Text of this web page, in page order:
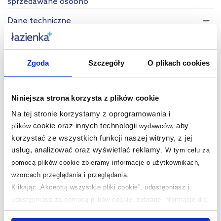
Zgoda Szczegóły O plikach cookies
Niniejsza strona korzysta z plików cookie
Na tej stronie korzystamy z oprogramowania i
plikówcookie oraz innych technologii wydawców, aby
korzystać ze wszystkich funkcji naszej witryny, z jej
usług, analizować oraz wyświetlać reklamy
W tym celu za
pomocą plików cookie zbieramy informacje o użytkownikach,
wzorcach przeglądania i przeglądania.
Klikając „Akceptuj wszystkie pliki cookie”, udostępniasz i
udostępniasz za pomocą plików cookie, zebrane informacje dla
użytkowników zewnętrznych, a także nasi partnerzy reklamowi.
Dane techniczne
Seria Garden 24
Zasilanie 24 V
Żarówki w zestawie tak
Kolor czarny
Stopień ochrony IP44
Szerokość 9 cm